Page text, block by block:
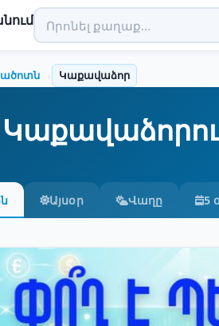
› Կաքավաձոր
Այսօր Վաղը 5